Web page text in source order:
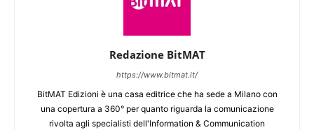
Redazione BitMAT
https://www.bitmat.it/
BitMAT Edizioni è una casa editrice che ha sede a Milano con
una copertura a 360° per quanto riguarda la comunicazione
rivolta agli specialisti dell'lnformation & Communication